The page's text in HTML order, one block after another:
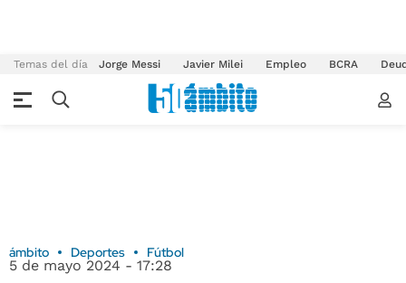
Temas del día Jorge Messi Javier Milei Empleo BCRA
ámbito Deportes Fútbol
5 de mayo 2024 - 17:28